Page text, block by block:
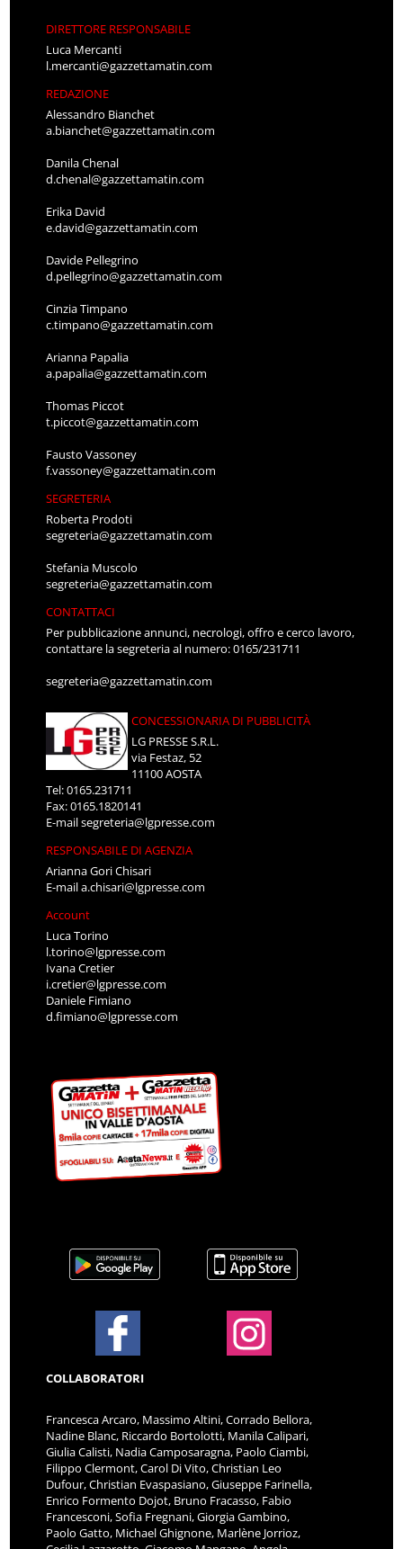
DIRETTORE RESPONSABILE
Luca Mercanti
l.mercanti@gazzettamatin.com
REDAZIONE
Alessandro Bianchet
a.bianchet@gazzettamatin.com
Danila Chenal
d.chenal@gazzettamatin.com
Erika David
e.david@gazzettamatin.com
Davide Pellegrino
d.pellegrino@gazzettamatin.com
Cinzia Timpano
c.timpano@gazzettamatin.com
Arianna Papalia
a.papalia@gazzettamatin.com
Thomas Piccot
t.piccot@gazzettamatin.com
Fausto Vassoney
f.vassoney@gazzettamatin.com
SEGRETERIA
Roberta Prodoti
segreteria@gazzettamatin.com
Stefania Muscolo
segreteria@gazzettamatin.com
CONTATTACI
Per pubblicazione annunci, necrologi, offro e cerco lavoro,
contattare la segreteria al numero: 0165/231711
segreteria@gazzettamatin.com
CONCESSIONARIA DI PUBBLICITÀ
LG PRESSE S.R.L.
via Festaz, 52
11100 AOSTA
Tel: 0165.231711
Fax: 0165.1820141
E-mailsegreteria@lgpresse.com
RESPONSABILE DI AGENZIA
Arianna Gori Chisari
E-maila.chisari@lgpresse.com
Account
Luca Torino
l.torino@lgpresse.com
Ivana Cretier
i.cretier@lgpresse.com
Daniele Fimiano
d.fimiano@lgpresse.com
COLLABORATORI
Francesca Arcaro, Massimo Altini, Corrado Bellora,
Nadine Blanc, Riccardo Bortolotti, Manila Calipari,
Giulia Calisti, Nadia Camposaragna, Paolo Ciambi,
Filippo Clermont, Carol Di Vito, Christian Leo
Dufour, Christian Evaspasiano, Giuseppe Farinella,
Enrico Formento Dojot, Bruno Fracasso, Fabio
Francesconi, Sofia Fregnani, Giorgia Gambino,
Paolo Gatto, Michael Ghignone, Marlène Jorrioz,